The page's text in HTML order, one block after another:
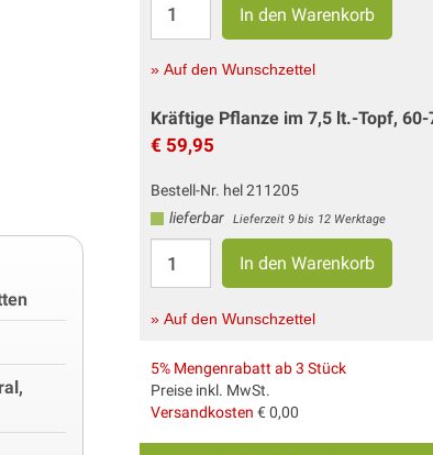
» Auf den Wunschzettel
Kräftige Pflanze im 7,5 lt.-Topf, 60-
€ 59,95
Bestell-Nr. hel 211205
lieferbar
Lieferzeit 9 bis 12 Werktage
» Auf den Wunschzettel
5% Mengenrabatt ab 3 Stück
Preise inkl. MwSt.
Versandkosten € 0,00